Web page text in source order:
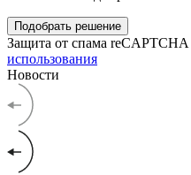
Подобрать решение
Защита от спама reCAPTCHA
использования
Новости